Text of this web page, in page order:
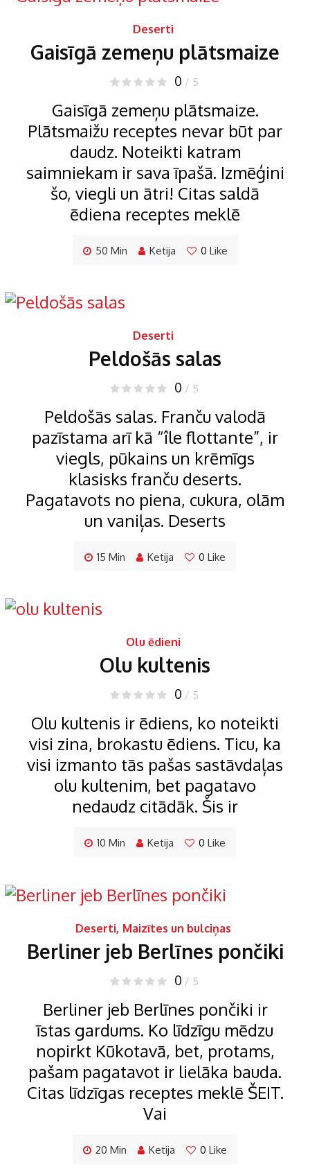
Deserti
Gaisīgā zemeņu plātsmaize
0 / 5
Gaisīgā zemeņu plātsmaize.
Plātsmaižu receptes nevar būt par
daudz. Noteikti katram
saimniekam ir sava īpašā. Izmēģini
šo, viegli un ātri! Citas saldā
ēdiena receptes meklē
50 Min Ketija 0 Like
Deserti
Peldošās salas
0 / 5
Peldošās salas. Franču valodā
pazīstama arī kā “île flottante”, ir
viegls, pūkains un krēmīgs
klasisks franču deserts.
Pagatavots no piena, cukura, olām
un vaniļas. Deserts
15 Min Ketija 0 Like
Olu ēdieni
Olu kultenis
0 / 5
Olu kultenis ir ēdiens, ko noteikti
visi zina, brokastu ēdiens. Ticu, ka
visi izmanto tās pašas sastāvdaļas
olu kultenim, bet pagatavo
nedaudz citādāk. Šis ir
10 Min Ketija 0 Like
Deserti, Maizītes un bulciņas
Berliner jeb Berlīnes pončiki
0 / 5
Berliner jeb Berlīnes pončiki ir
īstas gardums. Ko līdzīgu mēdzu
nopirkt Kūkotavā, bet, protams,
pašam pagatavot ir lielāka bauda.
Citas līdzīgas receptes meklē ŠEIT.
Vai
20 Min Ketija 0 Like